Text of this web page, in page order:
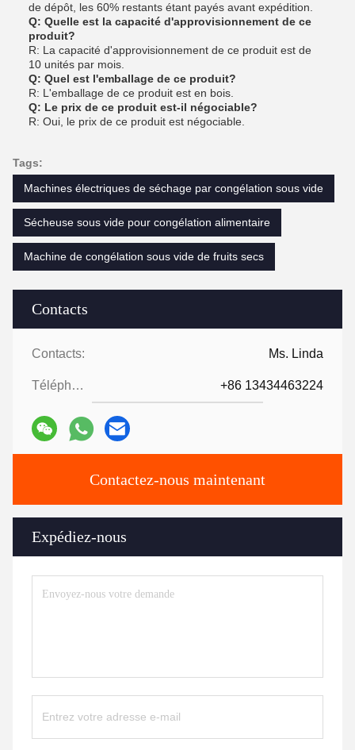
Contacts
Contacts: Ms. Linda
Téléphone: +86 13434463224
Contactez-nous maintenant
Expédiez-nous
de dépôt, les 60% restants étant payés avant expédition.
Q: Quelle est la capacité d'approvisionnement de ce
produit?
R: La capacité d'approvisionnement de ce produit est de
10 unités par mois.
Q: Quel est l'emballage de ce produit?
R: L'emballage de ce produit est en bois.
Q: Le prix de ce produit est-il négociable?
R: Oui, le prix de ce produit est négociable.
Tags:
Machines électriques de séchage par congélation sous vide
Sécheuse sous vide pour congélation alimentaire
Machine de congélation sous vide de fruits secs